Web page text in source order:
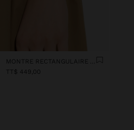
MONTRE RECTANGULAIRE AVEC MAILLE MÉTALLIQUE
TT$ 449,00